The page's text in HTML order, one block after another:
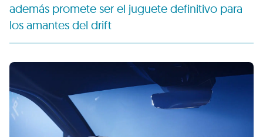
además promete ser el juguete definitivo para
los amantes del drift